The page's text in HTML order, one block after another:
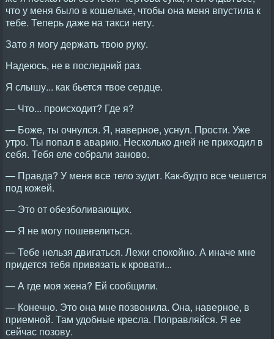
что у меня было в кошельке, чтобы она меня впустила к
тебе. Теперь даже на такси нету.
Зато я могу держать твою руку.
Надеюсь, не в последний раз.
Я слышу... как бьется твое сердце.
— Что... происходит? Где я?
— Боже, ты очнулся. Я, наверное, уснул. Прости. Уже
утро. Ты попал в аварию. Несколько дней не приходил в
себя. Тебя еле собрали заново.
— Правда? У меня все тело зудит. Как-будто все чешется
под кожей.
— Это от обезболивающих.
— Я не могу пошевелиться.
— Тебе нельзя двигаться. Лежи спокойно. А иначе мне
придется тебя привязать к кровати...
— А где моя жена? Ей сообщили.
— Конечно. Это она мне позвонила. Она, наверное, в
приемной. Там удобные кресла. Поправляйся. Я ее
сейчас позову.